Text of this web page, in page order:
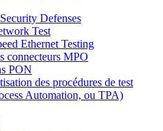
Defenses
Test
Ethernet Testing
connecteurs MPO
PON
des procédures de test
Automation, ou TPA)